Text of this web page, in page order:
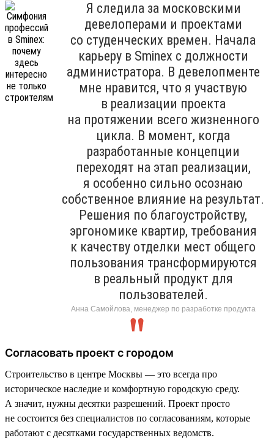
Я следила за московскими
девелоперами и проектами
со студенческих времен. Начала
карьеру в Sminex с должности
администратора. В девелопменте
мне нравится, что я участвую
в реализации проекта
на протяжении всего жизненного
цикла. В момент, когда
разработанные концепции
переходят на этап реализации,
я особенно сильно осознаю
собственное влияние на результат.
Решения по благоустройству,
эргономике квартир, требования
к качеству отделки мест общего
пользования трансформируются
в реальный продукт для
пользователей.
Анна Самойлова, менеджер по разработке продукта
Согласовать проект с городом
Строительство в центре Москвы — это всегда про
историческое наследие и комфортную городскую среду.
А значит, нужны десятки разрешений. Проект просто
не состоится без специалистов по согласованиям, которые
работают с десятками государственных ведомств.